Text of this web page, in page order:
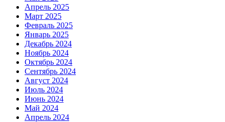
Апрель 2025
Март 2025
Февраль 2025
Январь 2025
Декабрь 2024
Ноябрь 2024
Октябрь 2024
Сентябрь 2024
Август 2024
Июль 2024
Июнь 2024
Май 2024
Апрель 2024